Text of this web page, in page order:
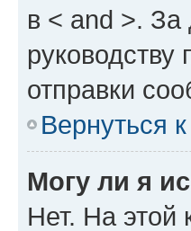
в < and >. За
отправки
Вернуться
Могу ли я
Нет. На этой